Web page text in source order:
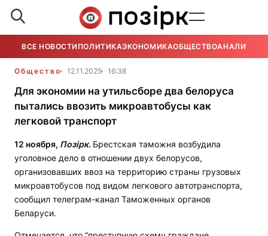
ВСЕ НОВОСТИ ПОЛИТИКАЭКОНОМИКАОБЩЕСТВОАНАЛИТИКА
Общество 12.11.2025 16:38
Для экономии на утильсборе два белоруса
пытались ввозить микроавтобусы как
легковой транспорт
12 ноября, Позірк. Брестская таможня возбудила
уголовное дело в отношении двух белорусов,
организовавших ввоз на территорию страны грузовых
микроавтобусов под видом легкового автотранспорта,
сообщил телеграм-канал Таможенных органов
Беларуси.